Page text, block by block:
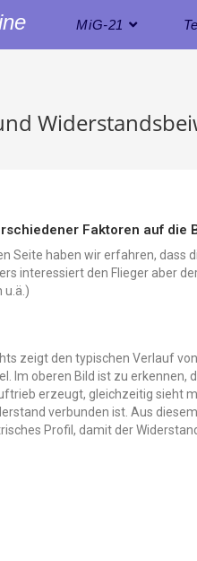
MiG-21
Faktoren auf die
Seite haben wir erfahren, dass
interessiert den Flieger aber
u.ä.)
zeigt den typischen Verlauf
Im oberen Bild ist zu erkennen,
erzeugt, gleichzeitig sieht
verbunden ist. Aus
Profil, damit der